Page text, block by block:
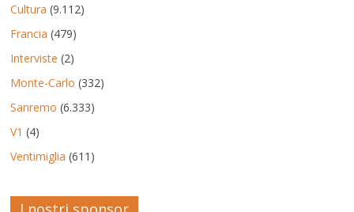
Cultura (9.112)
Francia (479)
Interviste (2)
Monte-Carlo (332)
Sanremo (6.333)
V1 (4)
Ventimiglia (611)